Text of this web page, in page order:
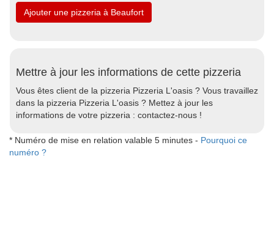
Ajouter une pizzeria à Beaufort
Mettre à jour les informations de cette pizzeria
Vous êtes client de la pizzeria Pizzeria L'oasis ? Vous travaillez
dans la pizzeria Pizzeria L'oasis ? Mettez à jour les
informations de votre pizzeria : contactez-nous !
* Numéro de mise en relation valable 5 minutes - Pourquoi ce
numéro ?